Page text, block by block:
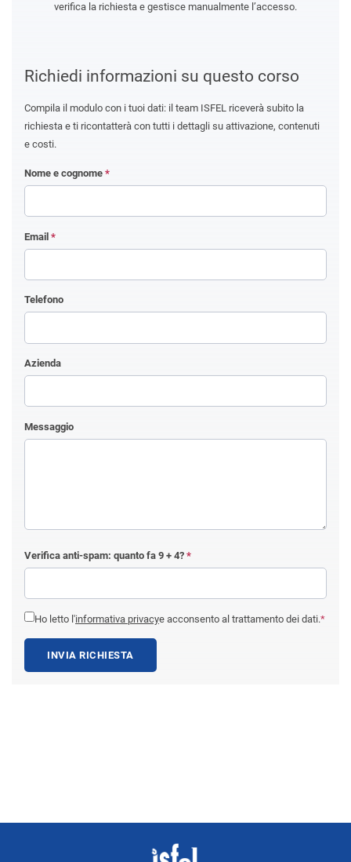
Richiedi informazioni su questo corso
Compila il modulo con i tuoi dati: il team ISFEL riceverà subito la
richiesta e ti ricontatterà con tutti i dettagli su attivazione, contenuti
e costi.
Nome e cognome *
Email *
Telefono
Azienda
Messaggio
Verifica anti-spam: quanto fa 9 + 4? *
Ho letto l'informativa privacye acconsento al trattamento dei dati.*
INVIA RICHIESTA
verifica la richiesta e gestisce manualmente l’accesso.